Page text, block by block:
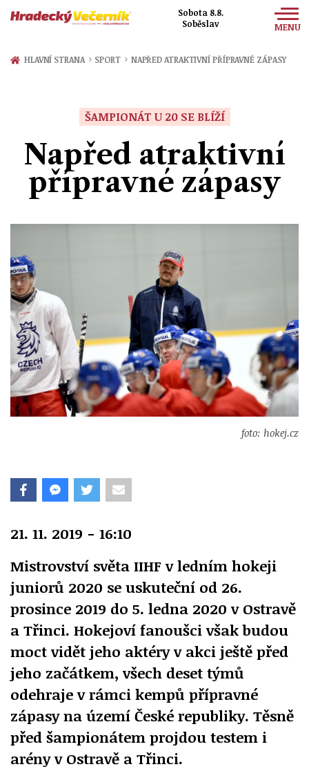
Sobota 8.8.
Soběslav
MENU
Zprávy
Společnost
HLAVNÍ STRANA › SPORT › NAPŘED ATRAKTIVNÍ PŘÍPRAVNÉ ZÁPASY
ŠAMPIONÁT U 20 SE BLÍŽÍ
Napřed atraktivní
přípravné zápasy
foto: hokej.cz
21. 11. 2019 - 16:10
Mistrovství světa IIHF v ledním hokeji
juniorů 2020 se uskuteční od 26.
prosince 2019 do 5. ledna 2020 v Ostravě
a Třinci. Hokejoví fanoušci však budou
moct vidět jeho aktéry v akci ještě před
jeho začátkem, všech deset týmů
odehraje v rámci kempů přípravné
zápasy na území České republiky. Těsně
před šampionátem projdou testem i
arény v Ostravě a Třinci.